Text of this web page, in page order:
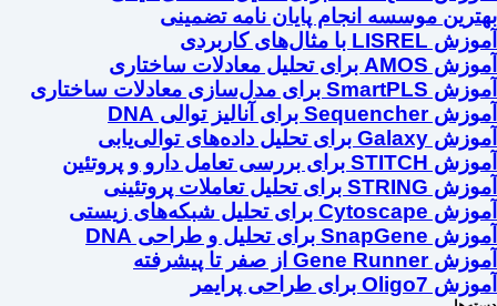
بهترین موسسه انجام پایان نامه تضمینی
آموزش LISREL با مثال‌های کاربردی
آموزش AMOS برای تحلیل معادلات ساختاری
آموزش SmartPLS برای مدل‌سازی معادلات ساختاری
آموزش Sequencher برای آنالیز توالی DNA
آموزش Galaxy برای تحلیل داده‌های توالی‌یابی
آموزش STITCH برای بررسی تعامل دارو و پروتئین
آموزش STRING برای تحلیل تعاملات پروتئینی
آموزش Cytoscape برای تحلیل شبکه‌های زیستی
آموزش SnapGene برای تحلیل و طراحی DNA
آموزش Gene Runner از صفر تا پیشرفته
آموزش Oligo7 برای طراحی پرایمر